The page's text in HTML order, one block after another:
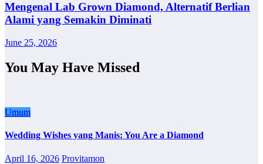
Mengenal Lab Grown Diamond, Alternatif Berlian
Alami yang Semakin Diminati
June 25, 2026
You May Have Missed
Umum
Wedding Wishes yang Manis: You Are a Diamond
April 16, 2026 Provitamon